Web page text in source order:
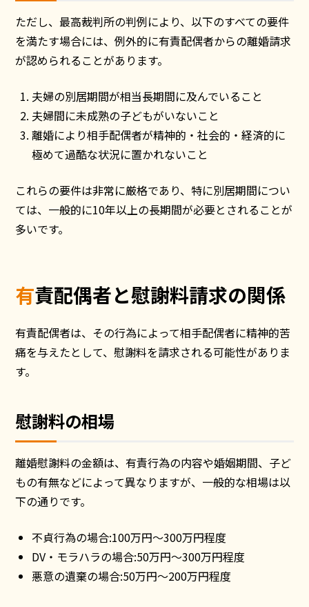
ただし、最高裁判所の判例により、以下のすべての要件
を満たす場合には、例外的に有責配偶者からの離婚請求
が認められることがあります。
夫婦の別居期間が相当長期間に及んでいること
夫婦間に未成熟の子どもがいないこと
離婚により相手配偶者が精神的・社会的・経済的に
極めて過酷な状況に置かれないこと
これらの要件は非常に厳格であり、特に別居期間につい
ては、一般的に10年以上の長期間が必要とされることが
多いです。
有責配偶者と慰謝料請求の関係
有責配偶者は、その行為によって相手配偶者に精神的苦
痛を与えたとして、慰謝料を請求される可能性がありま
す。
慰謝料の相場
離婚慰謝料の金額は、有責行為の内容や婚姻期間、子ど
もの有無などによって異なりますが、一般的な相場は以
下の通りです。
不貞行為の場合:100万円〜300万円程度
DV・モラハラの場合:50万円〜300万円程度
悪意の遺棄の場合:50万円〜200万円程度